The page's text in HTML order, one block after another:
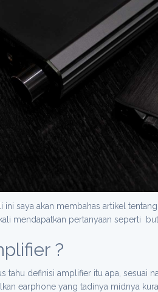
ini saya akan membahas artikel
mendapatkan pertanyaan seperti
?
tahu definisi amplifier itu apa, sesuai
earphone yang tadinya midnya